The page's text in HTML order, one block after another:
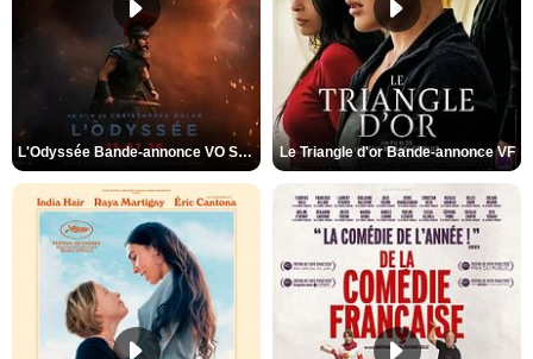
L'Odyssée Bande-annonce VO STFR Le Triangle d'or Bande-annonce VF